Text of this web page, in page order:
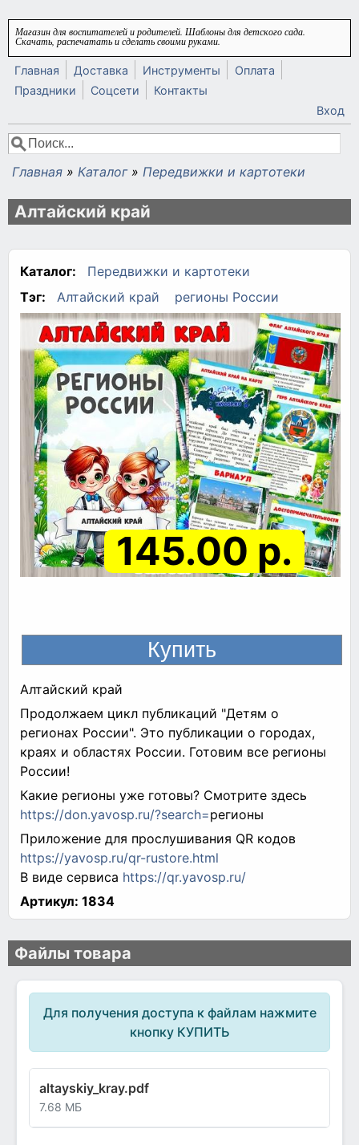
Перейти к основному содержанию
Магазин для воспитателей и родителей. Шаблоны для детского сада.
Скачать, распечатать и сделать своими руками.
Главная Доставка Инструменты
Оплата
Праздники
Соцсети
Контакты
Вход
Форма поиска
Поиск
Вы здесь
Главная » Каталог » Передвижки и картотеки
Алтайский край
Каталог:
Передвижки и картотеки
Тэг:
Алтайский край регионы России
145.00 р.
Алтайский край
Продолжаем цикл публикаций "Детям о
регионах России". Это публикации о городах,
краях и областях России. Готовим все регионы
России!
Какие регионы уже готовы? Смотрите здесь
https://don.yavosp.ru/?search=регионы
Приложение для прослушивания QR кодов
https://yavosp.ru/qr-rustore.html
В виде сервиса https://qr.yavosp.ru/
Артикул: 1834
Файлы товара
Для получения доступа к файлам нажмите
кнопку КУПИТЬ
altayskiy_kray.pdf
7.68 МБ